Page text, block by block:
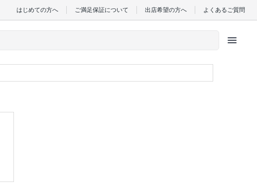
はじめての方へ ご満足保証について 出店希望の方へ よくあるご質問
menu